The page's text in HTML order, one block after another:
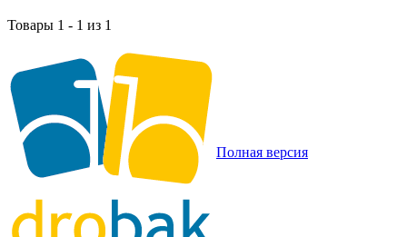
Товары 1 - 1 из 1
Полная версия